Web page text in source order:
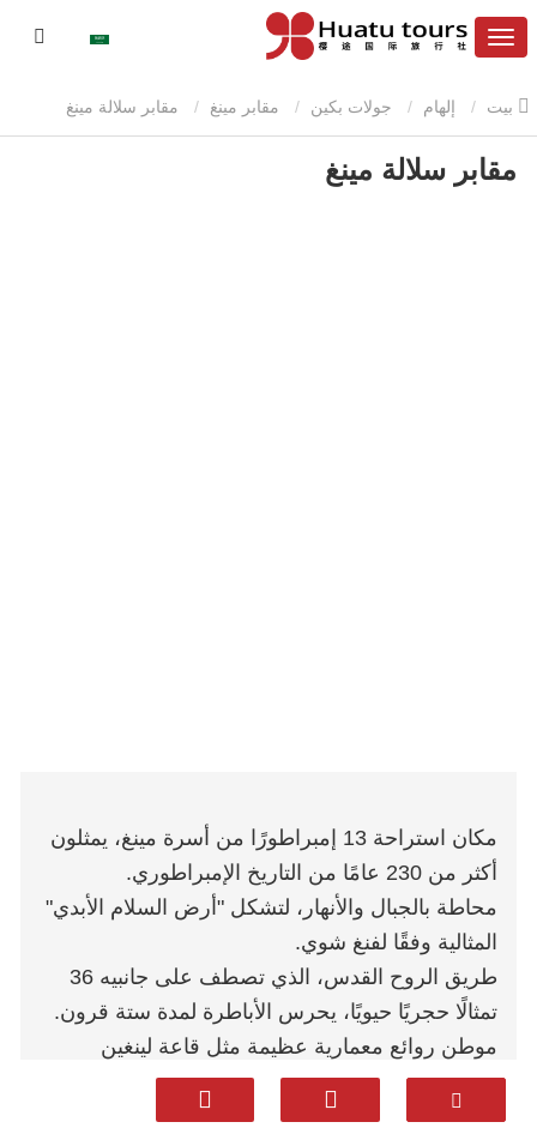
إلهام جولات بكين مقابر مينغ
مقابر سلالة مينغ
مكان استراحة 13 إمبراطورًا من أسرة مينغ، يمثلون
أكثر من 230 عامًا من التاريخ الإمبراطوري.
محاطة بالجبال والأنهار، لتشكل "أرض السلام الأبدي"
المثالية وفقًا لفنغ شوي.
طريق الروح القدس، الذي تصطف على جانبيه 36
تمثالًا حجريًا حيويًا، يحرس الأباطرة لمدة ستة قرون.
موطن روائع معمارية عظيمة مثل قاعة لينغين
والقصور تحت الأرض.
غنية بالكنوز الثقافية، من التيجان الذهبية إلى منحوتات